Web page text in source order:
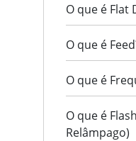
O que é Flat
O que é
O que é
O que é
Relâmpago)